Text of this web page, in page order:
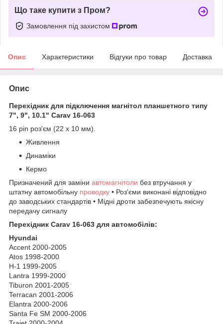
Що таке купити з Пром?
Замовлення під захистом
Опис Характеристики Відгуки про товар Доставка
Опис
Перехідник для підключення магнітол планшетного типу
7", 9", 10.1" Carav 16-063
16 pin роз'єм (22 x 10 мм).
Живлення
Динаміки
Кермо
​Призначений для заміни автомагнітоли без втручання у
штатну автомобільну проводку • Роз'єми виконані відповідно
до заводських стандартів • Мідні дроти забезпечують якісну
передачу сигналу
Перехідник Carav 16-063 для автомобілів:
Hyundai
Accent 2000-2005
Atos 1998-2000
H-1 1999-2005
Lantra 1999-2000
Tiburon 2001-2005
Terracan 2001-2006
Elantra 2000-2006
Santa Fe SM 2000-2006